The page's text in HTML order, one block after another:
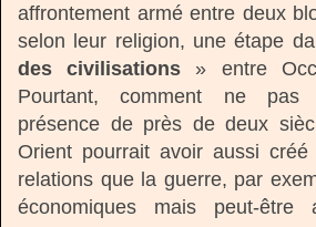
affrontement armé entre deux
selon leur religion, une étape
des civilisations » entre
Pourtant, comment ne pas
présence de près de deux
Orient pourrait avoir aussi créé
relations que la guerre, par
économiques mais peut-être